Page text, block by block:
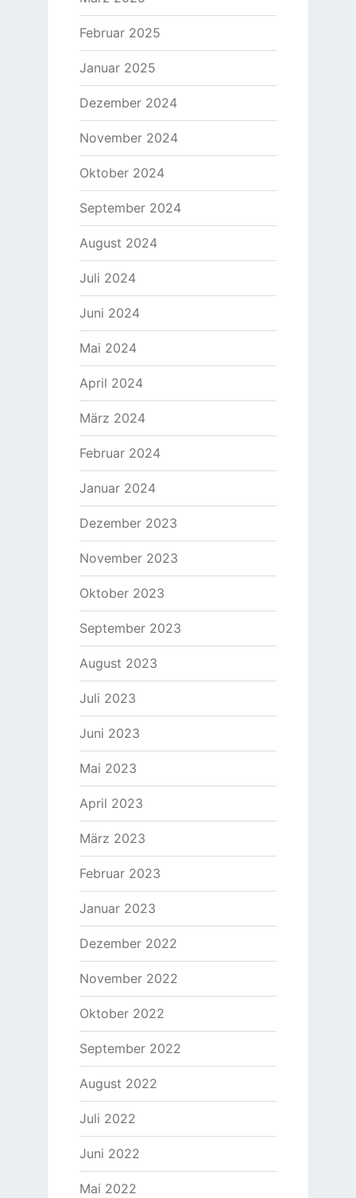
Februar 2025
Januar 2025
Dezember 2024
November 2024
Oktober 2024
September 2024
August 2024
Juli 2024
Juni 2024
Mai 2024
April 2024
März 2024
Februar 2024
Januar 2024
Dezember 2023
November 2023
Oktober 2023
September 2023
August 2023
Juli 2023
Juni 2023
Mai 2023
April 2023
März 2023
Februar 2023
Januar 2023
Dezember 2022
November 2022
Oktober 2022
September 2022
August 2022
Juli 2022
Juni 2022
Mai 2022